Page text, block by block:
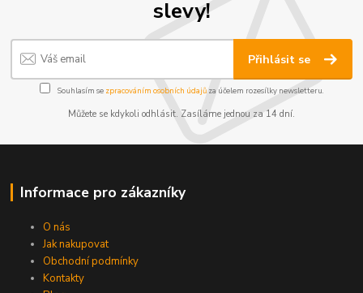
slevy!
Přihlásit se
Souhlasím se zpracováním osobních údajůza účelem rozesílky newsletteru.
Můžete se kdykoli odhlásit. Zasíláme jednou za 14 dní.
Informace pro zákazníky
O nás
Jak nakupovat
Obchodní podmínky
Kontakty